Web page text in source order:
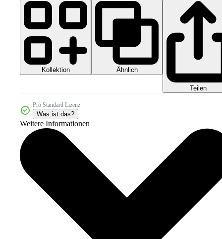
Kollektion Ähnlich
Teilen
Pro Standard Lizenz
Was ist das?
Weitere Informationen